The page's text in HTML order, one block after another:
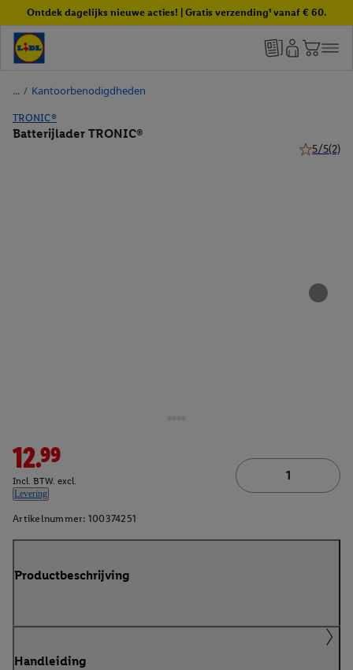
Ontdek dagelijks nieuwe acties! | Gratis verzending¹ vanaf € 60.
/ Kantoorbenodigdheden
TRONIC®
Batterijlader TRONIC®
5/5(2)
12.99
Incl. BTW. excl.
Levering
Artikelnummer: 100374251
Productbeschrijving
Handleiding